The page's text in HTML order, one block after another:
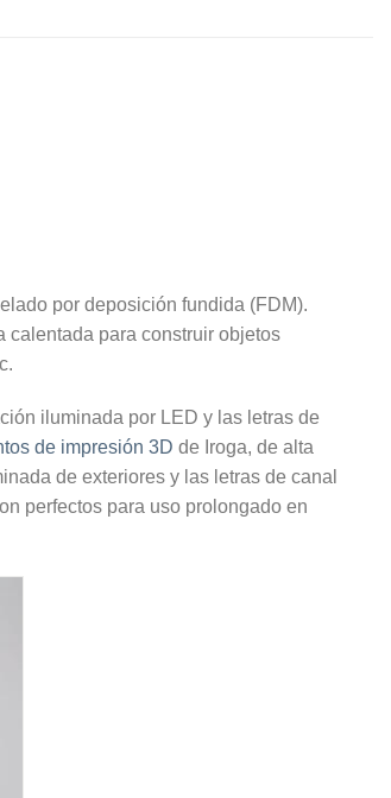
por deposición fundida (FDM).
calentada para construir objetos
iluminada por LED y las letras de
de impresión 3D de Iroga, de alta
de exteriores y las letras de canal
perfectos para uso prolongado en